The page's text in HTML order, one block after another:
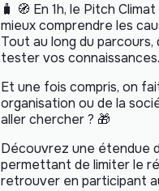
🧳 🧭 En 1h, le Pitch
mieux comprendre les
Tout au long du
tester vos connaissances.
Et une fois compris, on
organisation ou de la
aller chercher ? 🎁
Découvrez une étendue
permettant de limiter le
retrouver en participant